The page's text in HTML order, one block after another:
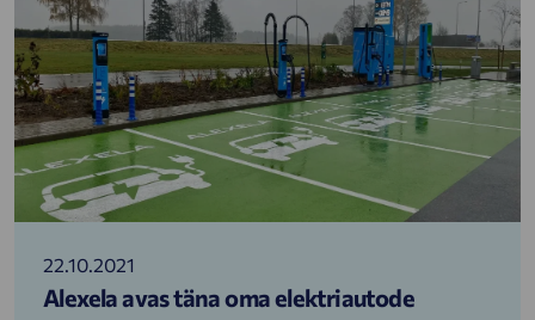
müügikohaks.
22.10.2021
Alexela avas täna oma elektriautode